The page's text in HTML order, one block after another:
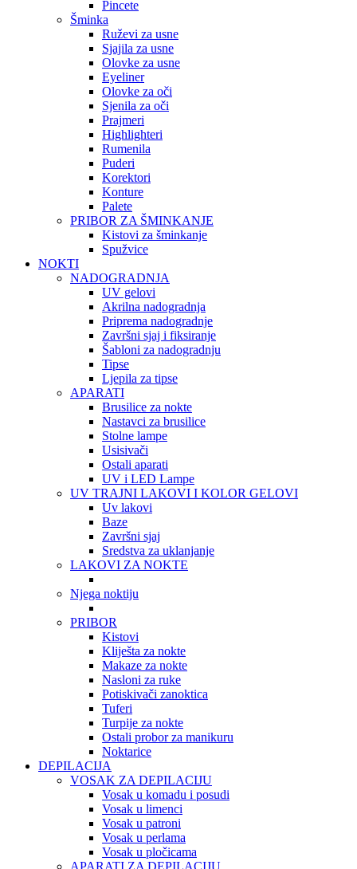
Pincete
Šminka
Ruževi za usne
Sjajila za usne
Olovke za usne
Eyeliner
Olovke za oči
Sjenila za oči
Prajmeri
Highlighteri
Rumenila
Puderi
Korektori
Konture
Palete
PRIBOR ZA ŠMINKANJE
Kistovi za šminkanje
Spužvice
NOKTI
NADOGRADNJA
UV gelovi
Akrilna nadogradnja
Priprema nadogradnje
Završni sjaj i fiksiranje
Šabloni za nadogradnju
Tipse
Ljepila za tipse
APARATI
Brusilice za nokte
Nastavci za brusilice
Stolne lampe
Usisivači
Ostali aparati
UV i LED Lampe
UV TRAJNI LAKOVI I KOLOR GELOVI
Uv lakovi
Baze
Završni sjaj
Sredstva za uklanjanje
LAKOVI ZA NOKTE
Njega noktiju
PRIBOR
Kistovi
Kliješta za nokte
Makaze za nokte
Nasloni za ruke
Potiskivači zanoktica
Tuferi
Turpije za nokte
Ostali probor za manikuru
Noktarice
DEPILACIJA
VOSAK ZA DEPILACIJU
Vosak u komadu i posudi
Vosak u limenci
Vosak u patroni
Vosak u perlama
Vosak u pločicama
APARATI ZA DEPILACIJU